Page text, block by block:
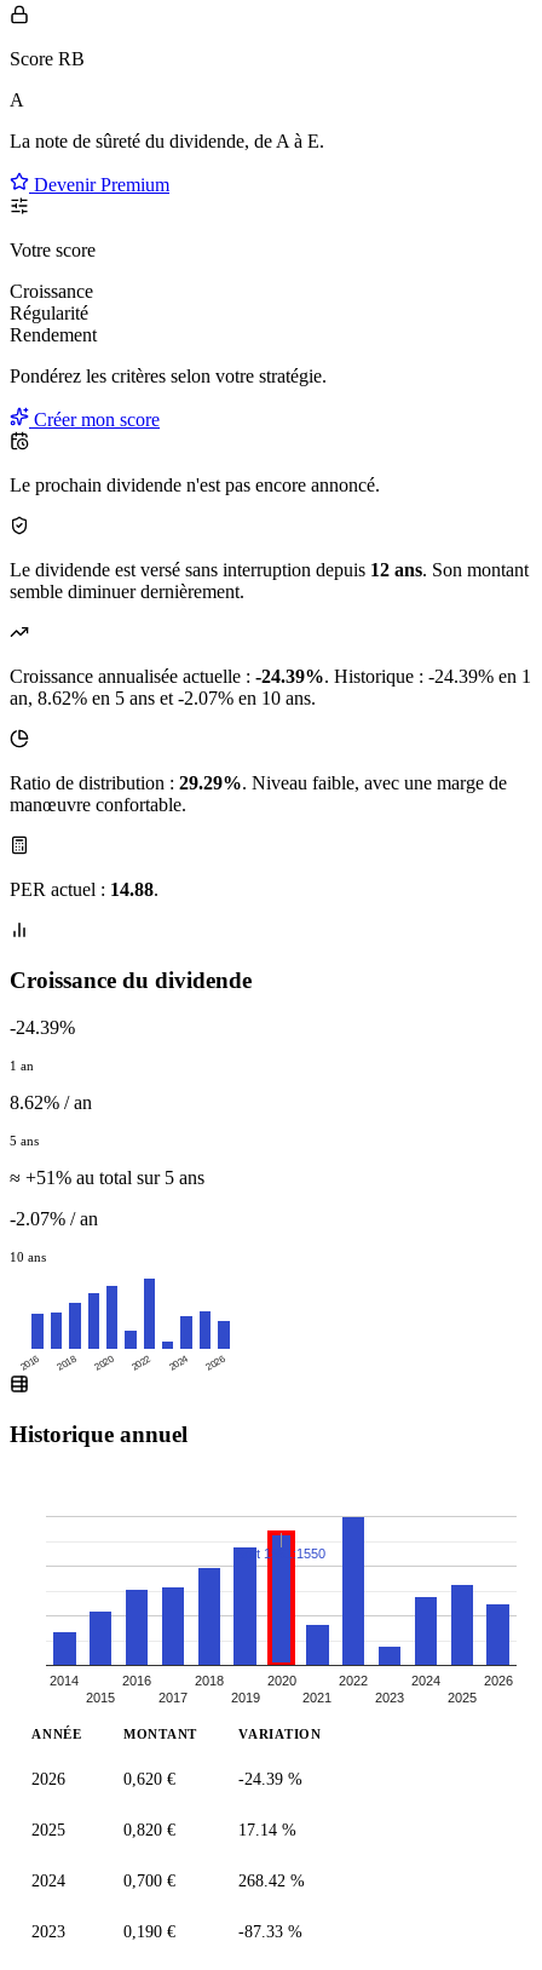
Score RB
A
La note de sûreté du dividende, de A à E.
Devenir Premium
Votre score
Croissance
Régularité
Rendement
Pondérez les critères selon votre stratégie.
Créer mon score
Le prochain dividende n'est pas encore annoncé.
Le dividende est versé sans interruption depuis 12 ans. Son montant
semble diminuer dernièrement.
Croissance annualisée actuelle : -24.39%. Historique : -24.39% en 1
an, 8.62% en 5 ans et -2.07% en 10 ans.
Ratio de distribution : 29.29%. Niveau faible, avec une marge de
manœuvre confortable.
PER actuel : 14.88.
Croissance du dividende
-24.39%
1 an
8.62% / an
5 ans
≈ +51% au total sur 5 ans
-2.07% / an
10 ans
2016 2018 2020 2022 2024 2026
Historique annuel
2014
2015
2016
2017
2018
2019
2020
2021
2022
2023
2024
2025
2026
Split 1561:1550
ANNÉE MONTANT VARIATION
2026 0,620 € -24.39 %
2025 0,820 € 17.14 %
2024 0,700 € 268.42 %
2023 0,190 € -87.33 %